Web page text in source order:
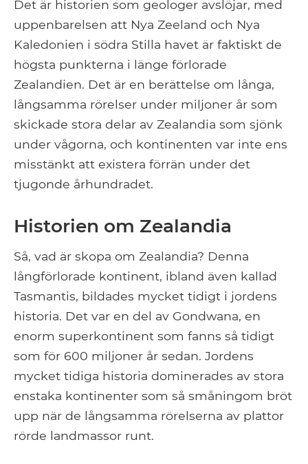
Det är historien som geologer avslöjar, med
uppenbarelsen att Nya Zeeland och Nya
Kaledonien i södra Stilla havet är faktiskt de
högsta punkterna i länge förlorade
Zealandien. Det är en berättelse om långa,
långsamma rörelser under miljoner år som
skickade stora delar av Zealandia som sjönk
under vågorna, och kontinenten var inte ens
misstänkt att existera förrän under det
tjugonde århundradet.
Historien om Zealandia
Så, vad är skopa om Zealandia? Denna
långförlorade kontinent, ibland även kallad
Tasmantis, bildades mycket tidigt i jordens
historia. Det var en del av Gondwana, en
enorm superkontinent som fanns så tidigt
som för 600 miljoner år sedan. Jordens
mycket tidiga historia dominerades av stora
enstaka kontinenter som så småningom bröt
upp när de långsamma rörelserna av plattor
rörde landmassor runt.